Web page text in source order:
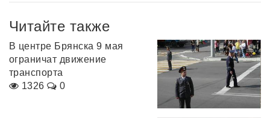
Читайте также
В центре Брянска 9 мая
ограничат движение
транспорта
1326
0